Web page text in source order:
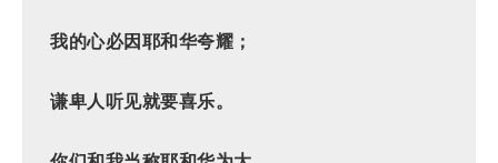
我的心必因耶和华夸耀；
谦卑人听见就要喜乐。